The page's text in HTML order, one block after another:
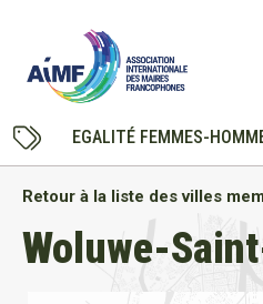
EGALITÉ FEMMES-
Retour à la liste des villes
Woluwe-